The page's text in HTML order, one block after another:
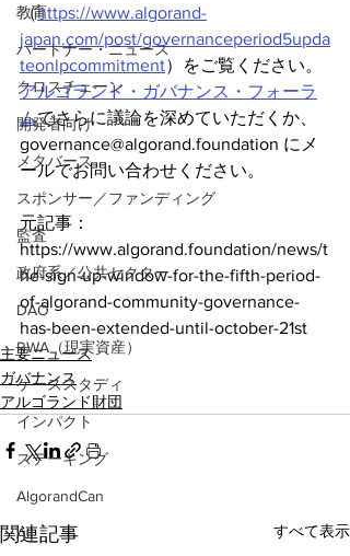
教育
パートナー・ニュース
クロスチェーン
開発者向け
メタバース
スポンサー／ファンディング
監査
政府系／公共セクター
DAO
RWA（現実資産）
ケーススタディ
インパクト
ステーキング
AlgorandCan
AI
（https://www.algorand-
japan.com/post/governanceperiod5upda
teonlpcommitment）をご覧ください。
アルゴランド・ガバナンス・フォーラ
ムでさらに議論を深めていただくか、
governance@algorand.foundation にメ
ールでお問い合わせください。
元記事：
https://www.algorand.foundation/news/t
he-sign-up-window-for-the-fifth-period-
of-algorand-community-governance-
has-been-extended-until-october-21st
主要ニュース
ガバナンス
アルゴランド財団
関連記事 すべて表示